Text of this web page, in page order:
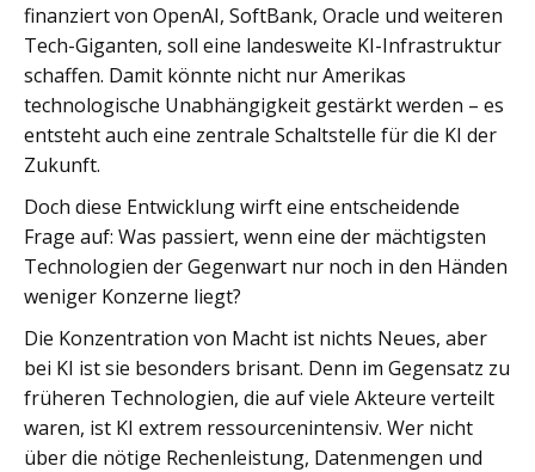
finanziert von OpenAI, SoftBank, Oracle und weiteren
Tech-Giganten, soll eine landesweite KI-Infrastruktur
schaffen. Damit könnte nicht nur Amerikas
technologische Unabhängigkeit gestärkt werden – es
entsteht auch eine zentrale Schaltstelle für die KI der
Zukunft.
Doch diese Entwicklung wirft eine entscheidende
Frage auf: Was passiert, wenn eine der mächtigsten
Technologien der Gegenwart nur noch in den Händen
weniger Konzerne liegt?
Die Konzentration von Macht ist nichts Neues, aber
bei KI ist sie besonders brisant. Denn im Gegensatz zu
früheren Technologien, die auf viele Akteure verteilt
waren, ist KI extrem ressourcenintensiv. Wer nicht
über die nötige Rechenleistung, Datenmengen und